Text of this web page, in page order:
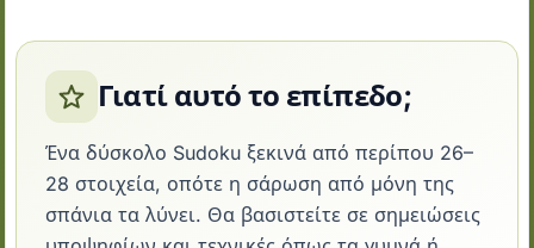
Γιατί αυτό το επίπεδο;
Ένα δύσκολο Sudoku ξεκινά από περίπου 26–
28 στοιχεία, οπότε η σάρωση από μόνη της
σπάνια τα λύνει. Θα βασιστείτε σε σημειώσεις